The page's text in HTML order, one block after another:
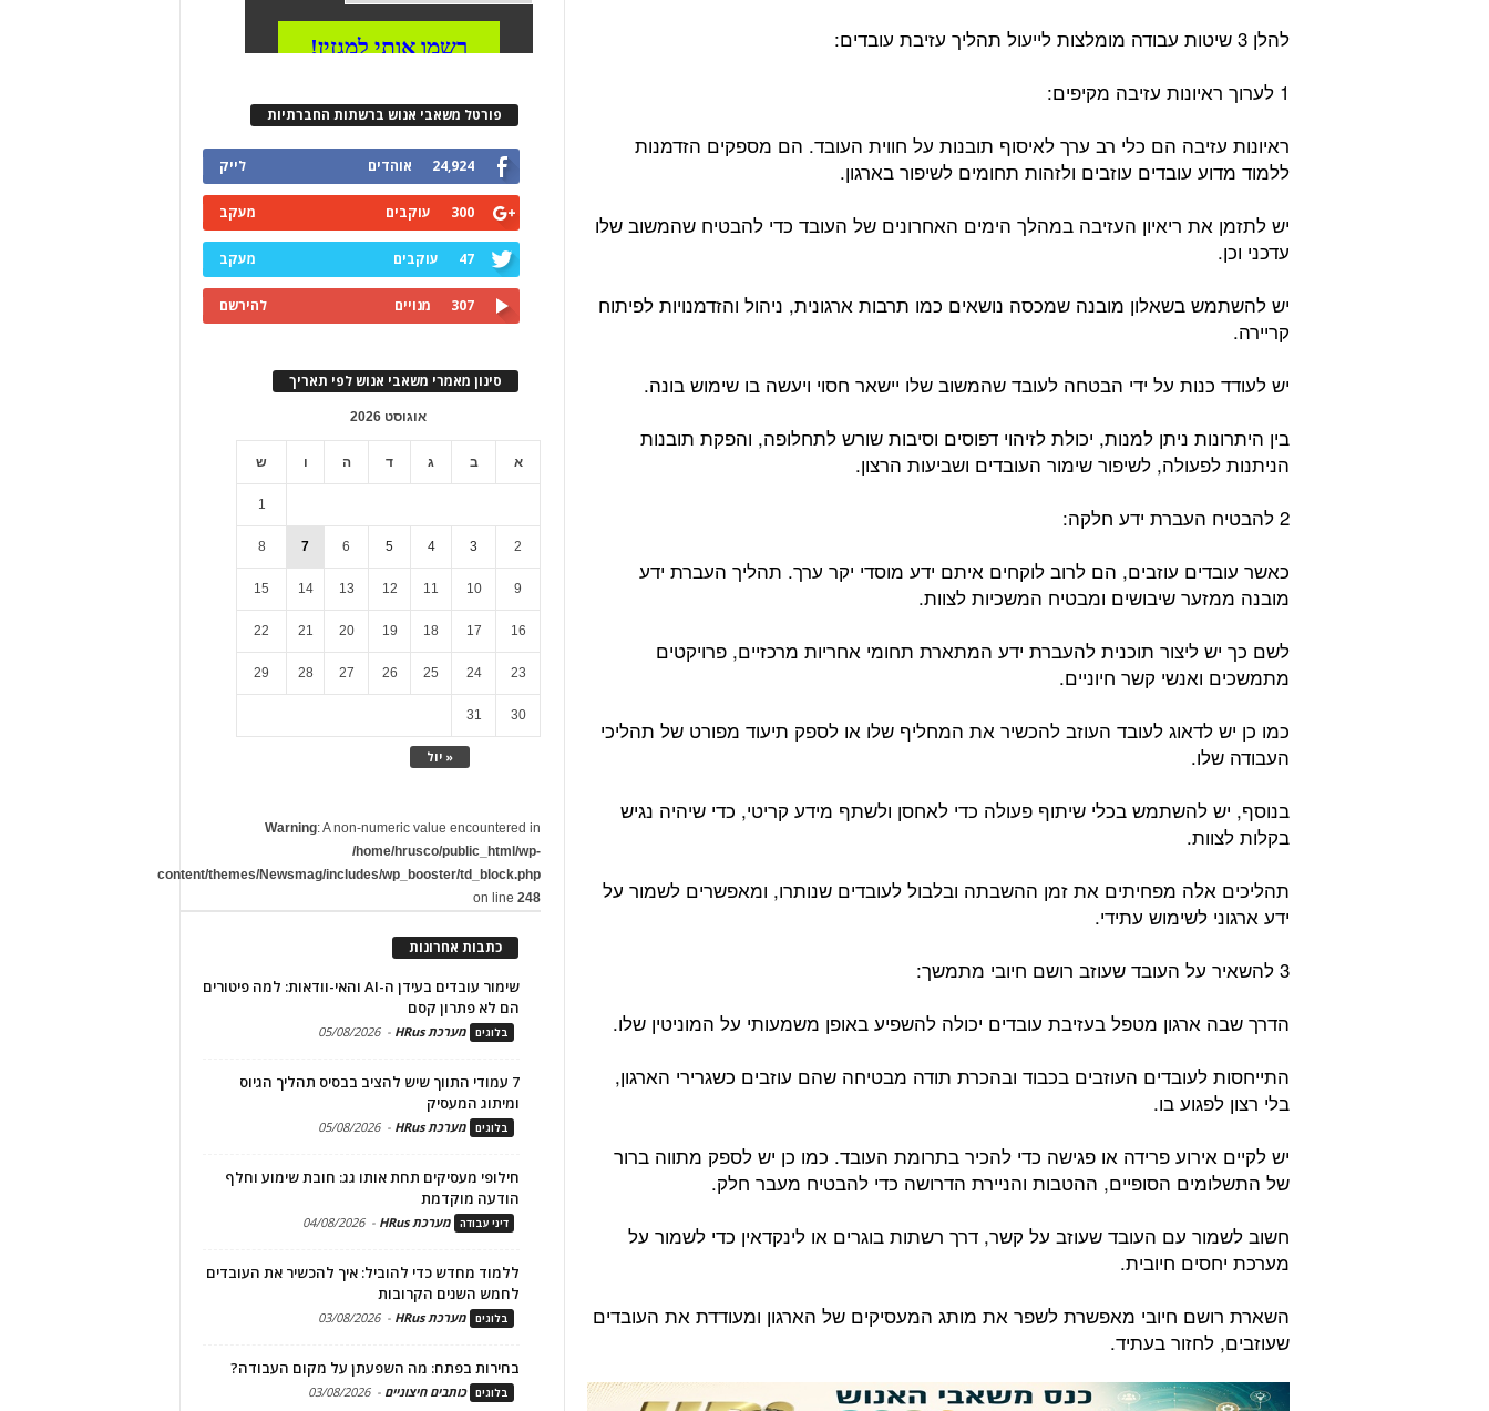
להלן 3 שיטות עבודה מומלצות לייעול תהליך עזיבת עובדים:
1 לערוך ראיונות עזיבה מקיפים:
ראיונות עזיבה הם כלי רב ערך לאיסוף תובנות על חווית העובד. הם מספקים הזדמנות
ללמוד מדוע עובדים עוזבים ולזהות תחומים לשיפור בארגון.
יש לתזמן את ריאיון העזיבה במהלך הימים האחרונים של העובד כדי להבטיח שהמשוב שלו
עדכני וכן.
יש להשתמש בשאלון מובנה שמכסה נושאים כמו תרבות ארגונית, ניהול והזדמנויות לפיתוח
קריירה.
יש לעודד כנות על ידי הבטחה לעובד שהמשוב שלו יישאר חסוי ויעשה בו שימוש בונה.
בין היתרונות ניתן למנות, יכולת לזיהוי דפוסים וסיבות שורש לתחלופה, והפקת תובנות
הניתנות לפעולה, לשיפור שימור העובדים ושביעות הרצון.
2 להבטיח העברת ידע חלקה:
כאשר עובדים עוזבים, הם לרוב לוקחים איתם ידע מוסדי יקר ערך. תהליך העברת ידע
מובנה ממזער שיבושים ומבטיח המשכיות לצוות.
לשם כך יש ליצור תוכנית להעברת ידע המתארת ​​תחומי אחריות מרכזיים, פרויקטים
מתמשכים ואנשי קשר חיוניים.
כמו כן יש לדאוג לעובד העוזב להכשיר את המחליף שלו או לספק תיעוד מפורט של תהליכי
העבודה שלו.
בנוסף, יש להשתמש בכלי שיתוף פעולה כדי לאחסן ולשתף מידע קריטי, כדי שיהיה נגיש
בקלות לצוות.
תהליכים אלה מפחיתים את זמן ההשבתה ובלבול לעובדים שנותרו, ומאפשרים לשמור על
ידע ארגוני לשימוש עתידי.
3 להשאיר על העובד שעוזב רושם חיובי מתמשך:
הדרך שבה ארגון מטפל בעזיבת עובדים יכולה להשפיע באופן משמעותי על המוניטין שלו.
התייחסות לעובדים העוזבים בכבוד ובהכרת תודה מבטיחה שהם עוזבים כשגרירי הארגון,
בלי רצון לפגוע בו.
יש לקיים אירוע פרידה או פגישה כדי להכיר בתרומת העובד. כמו כן יש לספק מתווה ברור
של התשלומים הסופיים, ההטבות והניירת הדרושה כדי להבטיח מעבר חלק.
חשוב לשמור עם העובד שעוזב על קשר, דרך רשתות בוגרים או לינקדאין כדי לשמור על
מערכת יחסים חיובית.
השארת רושם חיובי מאפשרת לשפר את מותג המעסיקים של הארגון ומעודדת את העובדים
שעוזבים, לחזור בעתיד.
פורטל משאבי אנוש ברשתות החברתיות
24,924 אוהדים לייק
300 עוקבים מעקב
47 עוקבים מעקב
307 מנויים להירשם
סינון מאמרי משאבי אנוש לפי תאריך
אוגוסט 2026
א ב ג ד ה ו ש
« יול
1
2
3
4
5
6
7
8
9
10
11
12
13
14
15
16
17
18
19
20
21
22
23
24
25
26
27
28
29
30
31
Warning: A non-numeric value encountered in
/home/hrusco/public_html/wp-
content/themes/Newsmag/includes/wp_booster/td_block.php
on line248
כתבות אחרונות
שימור עובדים בעידן ה-AI והאי-וודאות: למה פיטורים
הם לא פתרון קסם
בלוגים מערכת HRus -
05/08/2026
7 עמודי התווך שיש להציב בבסיס תהליך הגיוס
ומיתוג המעסיק
בלוגים מערכת HRus -
05/08/2026
חילופי מעסיקים תחת אותו גג: חובת שימוע וחלף
הודעה מוקדמת
דיני עבודה מערכת HRus -
04/08/2026
ללמוד מחדש כדי להוביל: איך להכשיר את העובדים
לחמש השנים הקרובות
בלוגים מערכת HRus -
03/08/2026
בחירות בפתח: מה השפעתן על מקום העבודה?
בלוגים כותבים חיצוניים -
03/08/2026